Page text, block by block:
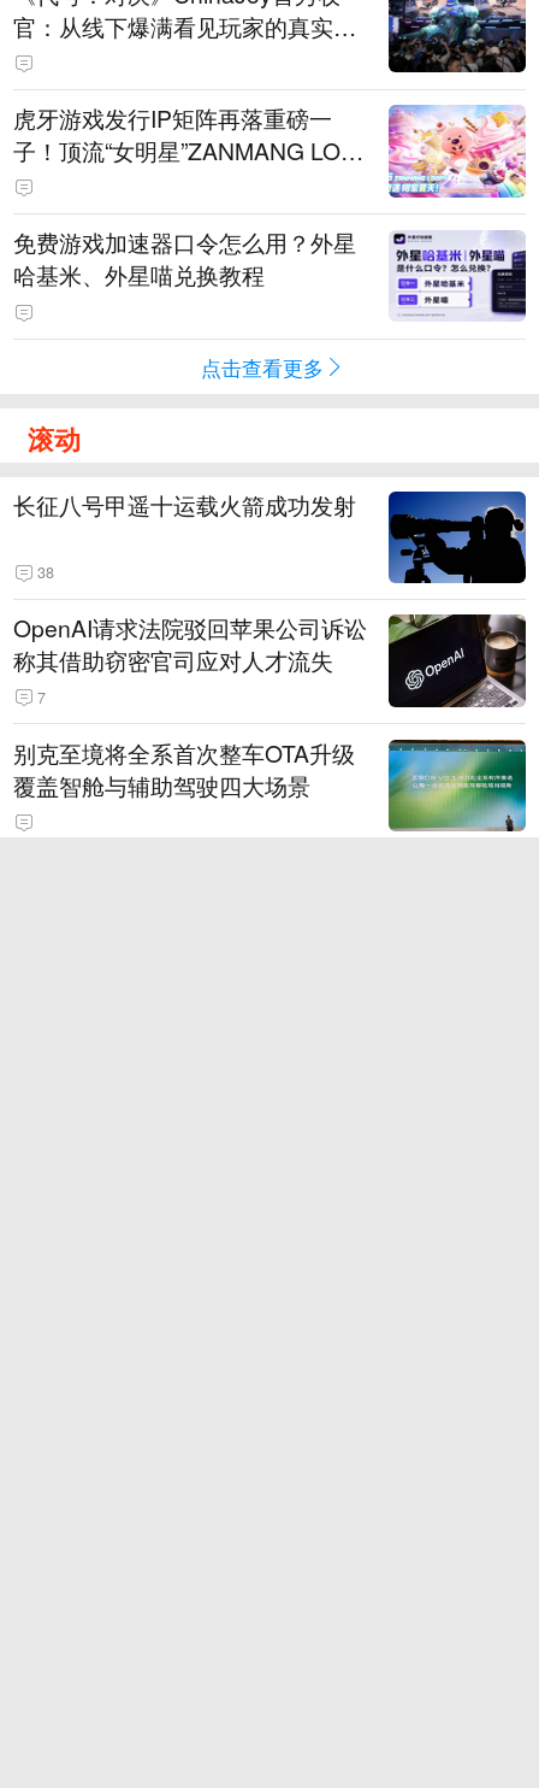
官：从线下爆满看见玩家的真实期
待
虎牙游戏发行IP矩阵再落重磅一
子！顶流“女明星”ZANMANG LOO
PY 正版3D消除手游《消消奇遇》
惊喜曝光
免费游戏加速器口令怎么用？外星
哈基米、外星喵兑换教程
点击查看更多
滚动
长征八号甲遥十运载火箭成功发射
38
OpenAI请求法院驳回苹果公司诉讼
称其借助窃密官司应对人才流失
7
别克至境将全系首次整车OTA升级
覆盖智舱与辅助驾驶四大场景